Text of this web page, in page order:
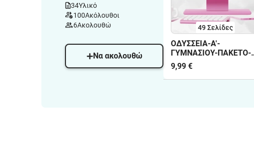
34Υλικό
100Ακόλουθοι
6Ακολουθώ
Να ακολουθώ
49Σελίδες
ΟΔΥΣΣΕΙΑ-Α'-
ΓΥΜΝΑΣΙΟΥ-ΠΑΚΕΤΟ-
ΕΝΟΤΗΤΩΝ
9,99 €